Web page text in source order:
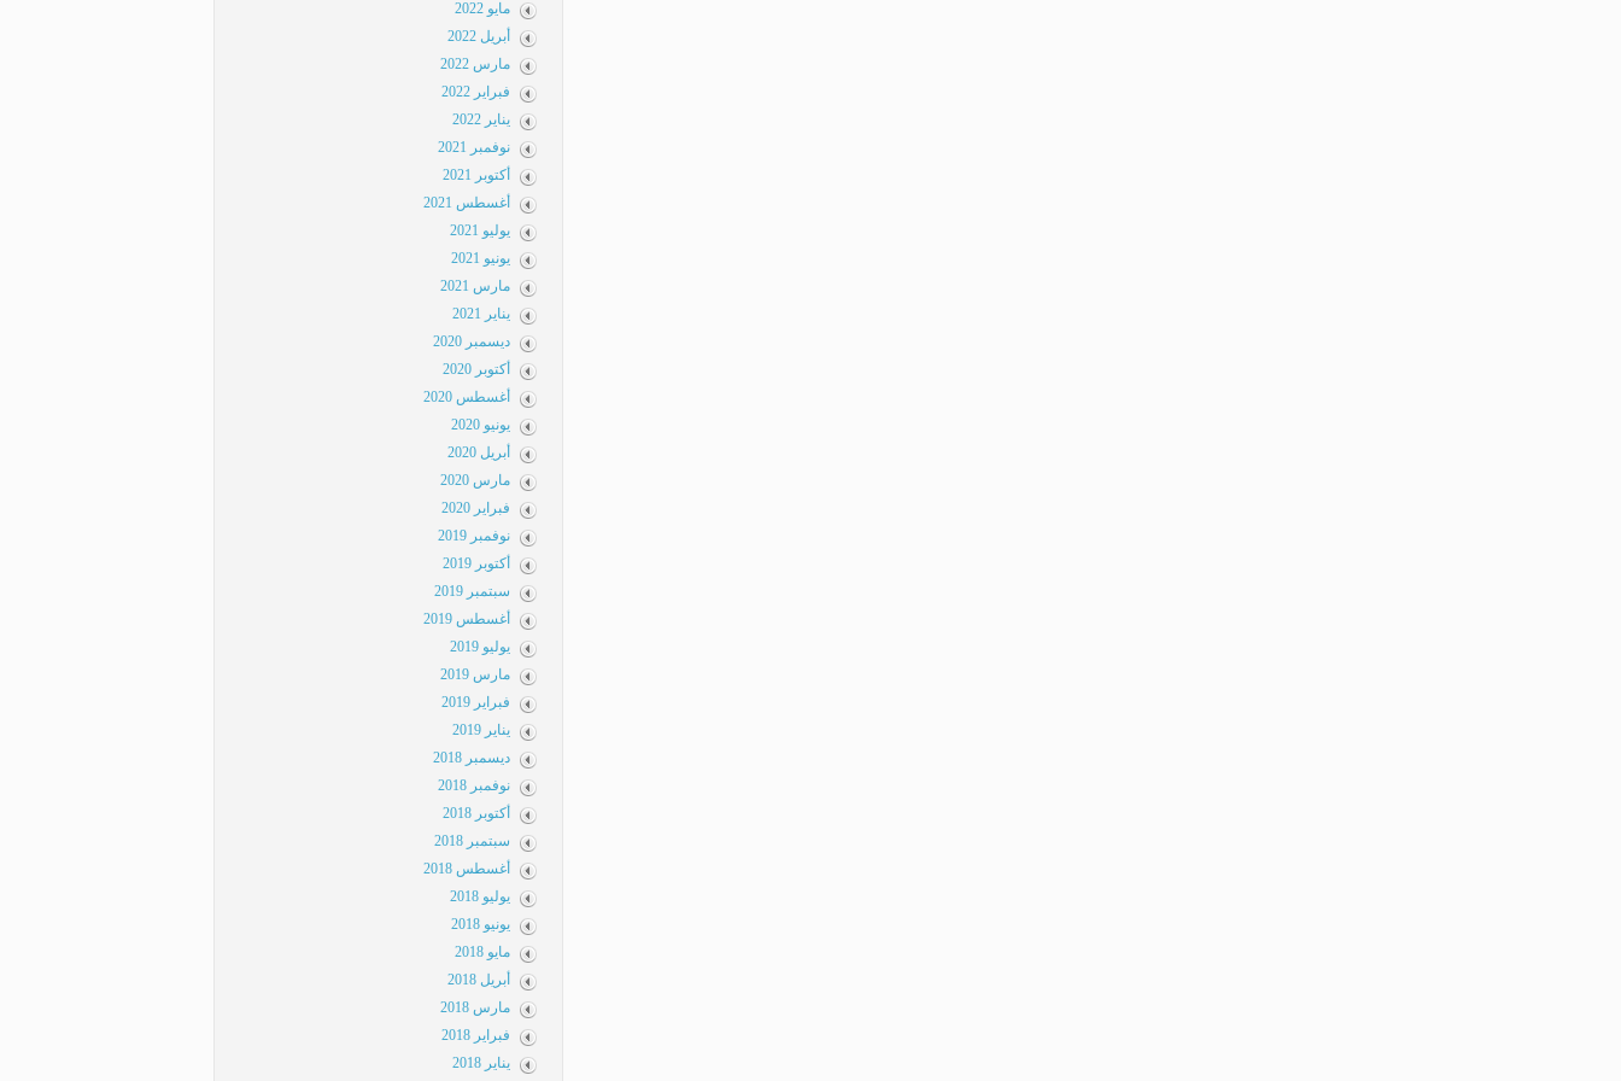
مايو 2022
أبريل 2022
مارس 2022
فبراير 2022
يناير 2022
نوفمبر 2021
أكتوبر 2021
أغسطس 2021
يوليو 2021
يونيو 2021
مارس 2021
يناير 2021
ديسمبر 2020
أكتوبر 2020
أغسطس 2020
يونيو 2020
أبريل 2020
مارس 2020
فبراير 2020
نوفمبر 2019
أكتوبر 2019
سبتمبر 2019
أغسطس 2019
يوليو 2019
مارس 2019
فبراير 2019
يناير 2019
ديسمبر 2018
نوفمبر 2018
أكتوبر 2018
سبتمبر 2018
أغسطس 2018
يوليو 2018
يونيو 2018
مايو 2018
أبريل 2018
مارس 2018
فبراير 2018
يناير 2018